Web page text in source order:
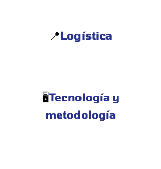
📍Logística
🖥️Tecnología y
metodología